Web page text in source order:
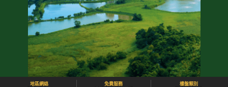
地區網絡 免費服務 樓盤類別